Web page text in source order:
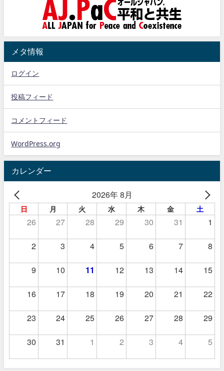
メタ情報
ログイン
投稿フィード
コメントフィード
WordPress.org
カレンダー
2026年 8月
日 月 火 水 木 金 土
26 27 28 29 30 31 1
2 3 4 5 6 7 8
9 10 11 12 13 14 15
16 17 18 19 20 21 22
23 24 25 26 27 28 29
30 31 1 2 3 4 5